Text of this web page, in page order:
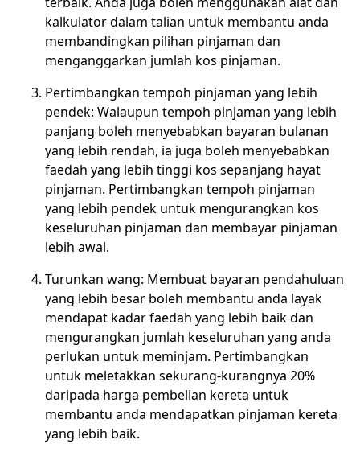
kalkulator dalam talian untuk membantu anda
membandingkan pilihan pinjaman dan
menganggarkan jumlah kos pinjaman.
Pertimbangkan tempoh pinjaman yang lebih
pendek: Walaupun tempoh pinjaman yang lebih
panjang boleh menyebabkan bayaran bulanan
yang lebih rendah, ia juga boleh menyebabkan
faedah yang lebih tinggi kos sepanjang hayat
pinjaman. Pertimbangkan tempoh pinjaman
yang lebih pendek untuk mengurangkan kos
keseluruhan pinjaman dan membayar pinjaman
lebih awal.
Turunkan wang: Membuat bayaran pendahuluan
yang lebih besar boleh membantu anda layak
mendapat kadar faedah yang lebih baik dan
mengurangkan jumlah keseluruhan yang anda
perlukan untuk meminjam. Pertimbangkan
untuk meletakkan sekurang-kurangnya 20%
daripada harga pembelian kereta untuk
membantu anda mendapatkan pinjaman kereta
yang lebih baik.